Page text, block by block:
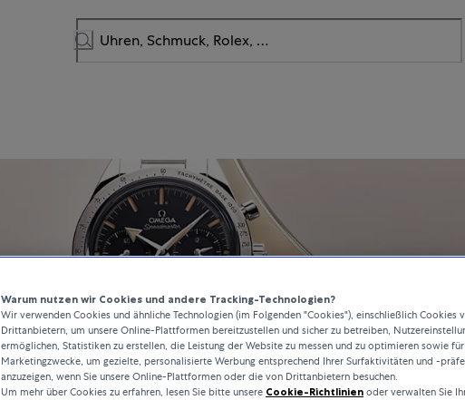
Warum nutzen wir Cookies und andere Tracking-Technologien?
Wir verwenden Cookies und ähnliche Technologien (im Folgenden "Cookies"), einschließlich Cookies
Drittanbietern, um unsere Online-Plattformen bereitzustellen und sicher zu betreiben,
ermöglichen, Statistiken zu erstellen, die Leistung der Website zu messen und zu optimieren sowie für
Marketingzwecke, um gezielte, personalisierte Werbung entsprechend Ihrer Surfaktivitäten und -
anzuzeigen, wenn Sie unsere Online-Plattformen oder die von Drittanbietern besuchen.
Um mehr über Cookies zu erfahren, lesen Sie bitte unsere Cookie-Richtlinien oder verwalten Sie